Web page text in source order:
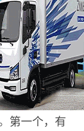
第一个，有